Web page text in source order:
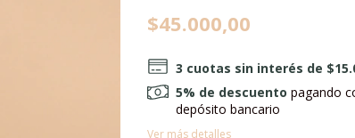
$45.000,00
3 cuotas sin interés de
5% de descuento pagando
depósito bancario
Ver más detalles